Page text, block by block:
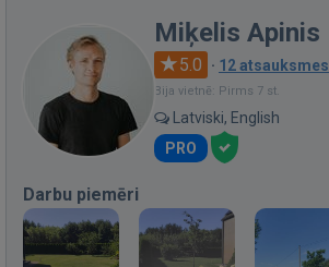
Miķelis Apinis
5.0 · 12 atsauksmes
Bija vietnē: Pirms 7 st.
Latviski, English
PRO
Darbu piemēri